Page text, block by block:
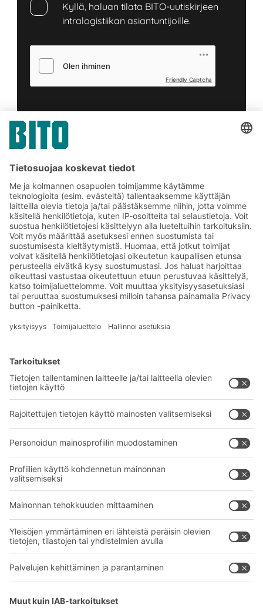
Kyllä, haluan tilata BITO-uutiskirjeen
intralogistiikan asiantuntijoille.
Friendly Captcha
Tilaa BITO-uutiskirjeemme:
Uutisia ja faktoja
varastologistiikan
maailmasta
Eksklusiiviset alennukset
Tuoteinnovaatiot
BITO-ratkaisut
Laatikot ja säiliöt
Kuljetusjärjestelmät
Palvelumme
Neuvonta & Palvelu
BITO PROJEKTIOPAS
Yhteydenottolomake
Yritys
Tietoa meistä
Kansainvälinen verkostomme
Tehtaamme
YOUR LIFE.